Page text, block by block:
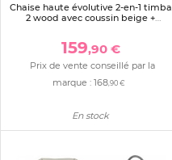
Chaise haute évolutive 2-en-1 timba
2 wood avec coussin beige +
159,90 €
Prix de vente conseillé par la
marque :168,90 €
En stock